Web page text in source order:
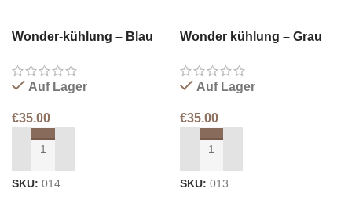
Wonder-kühlung – Blau
Auf Lager
€35.00
SKU: 014
Wonder kühlung – Grau
Auf Lager
€35.00
SKU: 013